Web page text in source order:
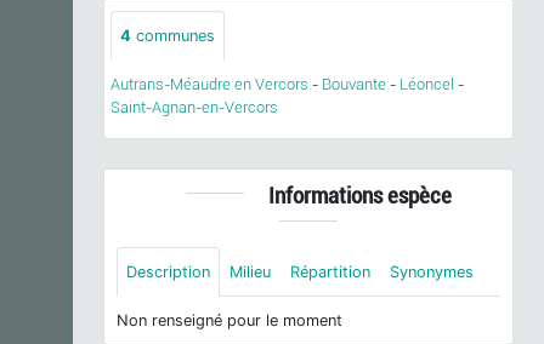
4 communes
Autrans-Méaudre en Vercors - Bouvante - Léoncel -
Saint-Agnan-en-Vercors
Informations espèce
Description Milieu Répartition Synonymes
Non renseigné pour le moment